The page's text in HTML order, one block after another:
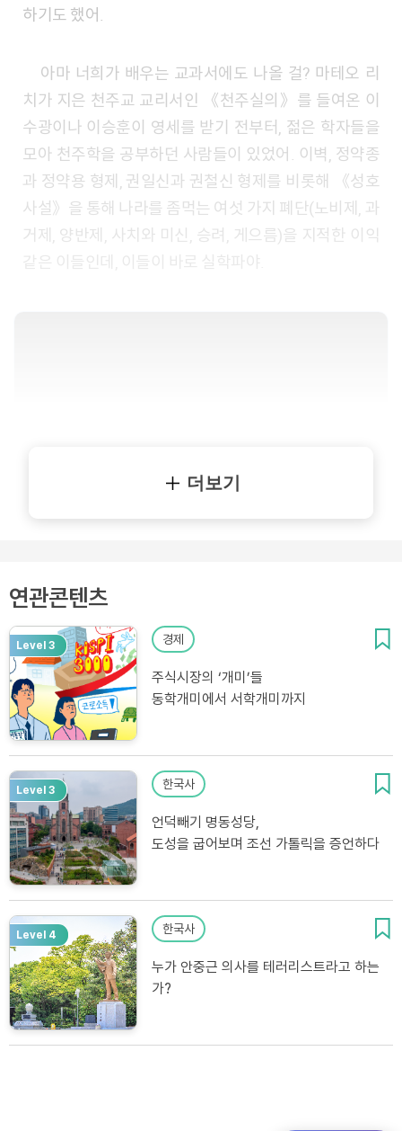
하기도 했어.
아마 너희가 배우는 교과서에도 나올 걸? 마테오 리
치가 지은 천주교 교리서인 《천주실의》를 들여온 이
수광이나 이승훈이 영세를 받기 전부터, 젊은 학자들을
모아 천주학을 공부하던 사람들이 있었어. 이벽, 정약종
과 정약용 형제, 권일신과 권철신 형제를 비롯해 《성호
사설》을 통해 나라를 좀먹는 여섯 가지 폐단(노비제, 과
거제, 양반제, 사치와 미신, 승려, 게으름)을 지적한 이익
더보기
연관콘텐츠
Level 3 경제
주식시장의 ‘개미’들
동학개미에서 서학개미까지
Level 3 한국사
언덕빼기 명동성당,
도성을 굽어보며 조선 가톨릭을 증언하다
Level 4 한국사
누가 안중근 의사를 테러리스트라고 하는
가?